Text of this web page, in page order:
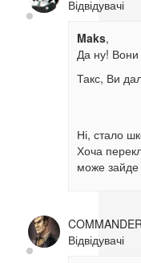
Відвідувачі
Maks,
Да ну! Вони
Такс, Ви
Ні, стало
Хоча
може зайде
Відвідувачі